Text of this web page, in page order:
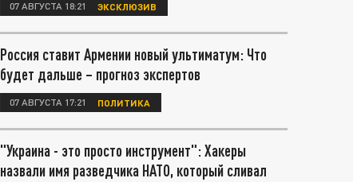
07 АВГУСТА 18:21 ЭКСКЛЮЗИВ
Россия ставит Армении новый ультиматум: Что
будет дальше – прогноз экспертов
07 АВГУСТА 17:21 ПОЛИТИКА
"Украина - это просто инструмент": Хакеры
назвали имя разведчика НАТО, который сливал